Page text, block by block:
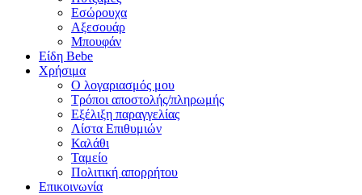
Εσώρουχα
Αξεσουάρ
Μπουφάν
Είδη Bebe
Χρήσιμα
Ο λογαριασμός μου
Τρόποι αποστολής/πληρωμής
Εξέλιξη παραγγελίας
Λίστα Επιθυμιών
Καλάθι
Ταμείο
Πολιτική απορρήτου
Επικοινωνία